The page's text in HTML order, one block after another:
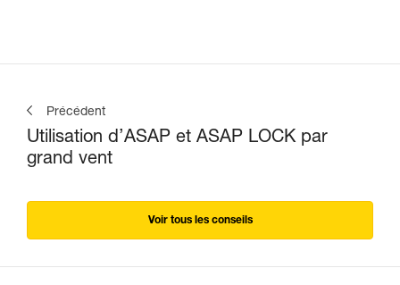
Précédent
Utilisation d’ASAP et ASAP LOCK par
grand vent
Voir tous les conseils